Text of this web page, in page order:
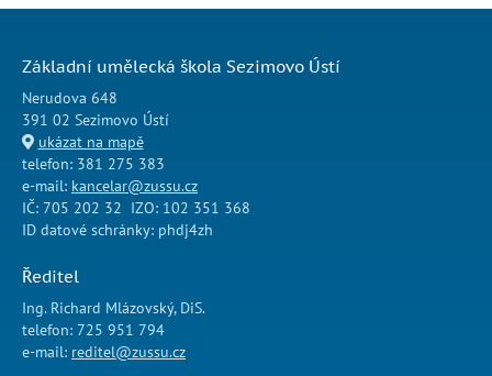
Základní umělecká škola Sezimovo Ústí
Nerudova 648
391 02 Sezimovo Ústí
ukázat na mapě
telefon: 381 275 383
e-mail: kancelar@zussu.cz
IČ: 705 202 32 IZO: 102 351 368
ID datové schránky: phdj4zh
Ředitel
Ing. Richard Mlázovský, DiS.
telefon: 725 951 794
e-mail: reditel@zussu.cz